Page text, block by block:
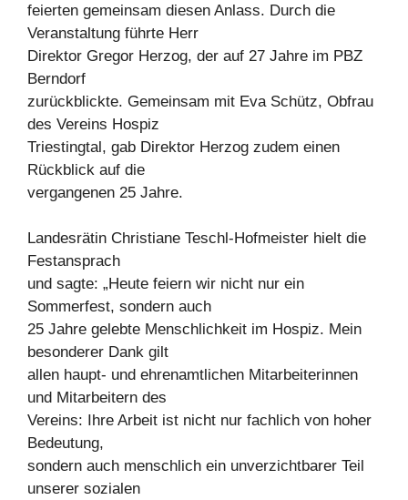
feierten gemeinsam diesen Anlass. Durch die
Veranstaltung führte Herr
Direktor Gregor Herzog, der auf 27 Jahre im PBZ
Berndorf
zurückblickte. Gemeinsam mit Eva Schütz, Obfrau
des Vereins Hospiz
Triestingtal, gab Direktor Herzog zudem einen
Rückblick auf die
vergangenen 25 Jahre.
Landesrätin Christiane Teschl-Hofmeister hielt die
Festansprach
und sagte: „Heute feiern wir nicht nur ein
Sommerfest, sondern auch
25 Jahre gelebte Menschlichkeit im Hospiz. Mein
besonderer Dank gilt
allen haupt- und ehrenamtlichen Mitarbeiterinnen
und Mitarbeitern des
Vereins: Ihre Arbeit ist nicht nur fachlich von hoher
Bedeutung,
sondern auch menschlich ein unverzichtbarer Teil
unserer sozialen